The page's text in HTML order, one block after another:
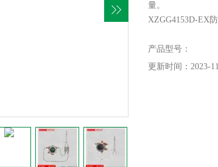
量。
XZGG4153D-EX
产品型号：
更新时间：2023-